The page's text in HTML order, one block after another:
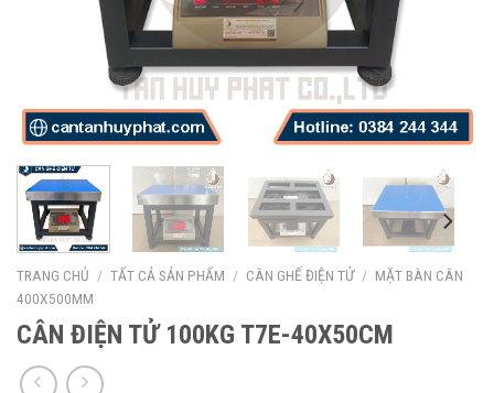
TRANG CHỦ / TẤT CẢ SẢN PHẨM / CÂN GHẾ ĐIỆN TỬ / MẶT BÀN CÂN
400X500MM
CÂN ĐIỆN TỬ 100KG T7E-40X50CM